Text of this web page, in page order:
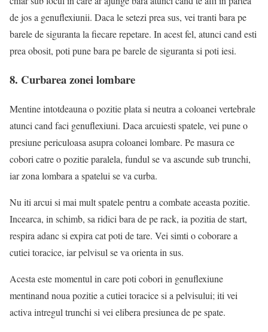
de jos a genuflexiunii. Daca le setezi prea sus, vei tranti bara pe
barele de siguranta la fiecare repetare. In acest fel, atunci cand esti
prea obosit, poti pune bara pe barele de siguranta si poti iesi.
8. Curbarea zonei lombare
Mentine intotdeauna o pozitie plata si neutra a coloanei vertebrale
atunci cand faci genuflexiuni. Daca arcuiesti spatele, vei pune o
presiune periculoasa asupra coloanei lombare. Pe masura ce
cobori catre o pozitie paralela, fundul se va ascunde sub trunchi,
iar zona lombara a spatelui se va curba.
Nu iti arcui si mai mult spatele pentru a combate aceasta pozitie.
Incearca, in schimb, sa ridici bara de pe rack, ia pozitia de start,
respira adanc si expira cat poti de tare. Vei simti o coborare a
cutiei toracice, iar pelvisul se va orienta in sus.
Acesta este momentul in care poti cobori in genuflexiune
mentinand noua pozitie a cutiei toracice si a pelvisului; iti vei
activa intregul trunchi si vei elibera presiunea de pe spate.